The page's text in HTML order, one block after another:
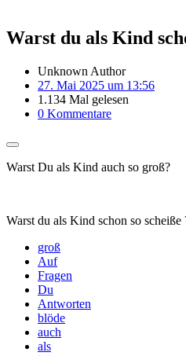
Warst du als Kind
Unknown Author
27. Mai 2025 um 13:56
1.134 Mal gelesen
0 Kommentare
Warst Du als Kind auch so groß?
Warst du als Kind schon so scheiße
groß
Auf
Fragen
Du
Antworten
blöde
auch
als